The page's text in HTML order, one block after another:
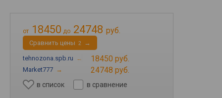
от 18450 до 24748 руб.
Cравнить цены 2 →
tehnozona.spb.ru → 18450 руб.
Market777 → 24748 руб.
в список в сравнение